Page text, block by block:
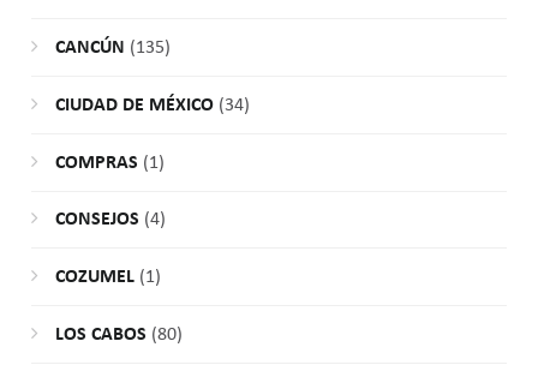
CANCÚN (135)
CIUDAD DE MÉXICO(34)
COMPRAS (1)
CONSEJOS (4)
COZUMEL(1)
LOS CABOS (80)